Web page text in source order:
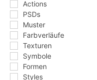
Actions
PSDs
Muster
Farbverläufe
Texturen
Symbole
Formen
Styles